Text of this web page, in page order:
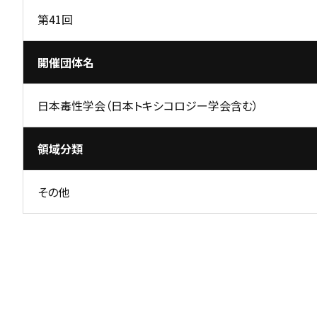
第41回
開催団体名
日本毒性学会（日本トキシコロジー学会含む）
領域分類
その他